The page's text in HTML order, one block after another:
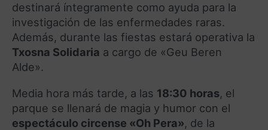
destinará íntegramente como ayuda para la
investigación de las enfermedades raras.
Además, durante las fiestas estará operativa la
Txosna Solidaria a cargo de «Geu Beren
Alde».
Media hora más tarde, a las 18:30 horas, el
parque se llenará de magia y humor con el
espectáculo circense «Oh Pera», de la